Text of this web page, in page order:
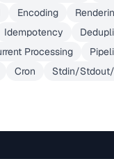
Encoding
Idempotency
Processing
Cron Stdin/